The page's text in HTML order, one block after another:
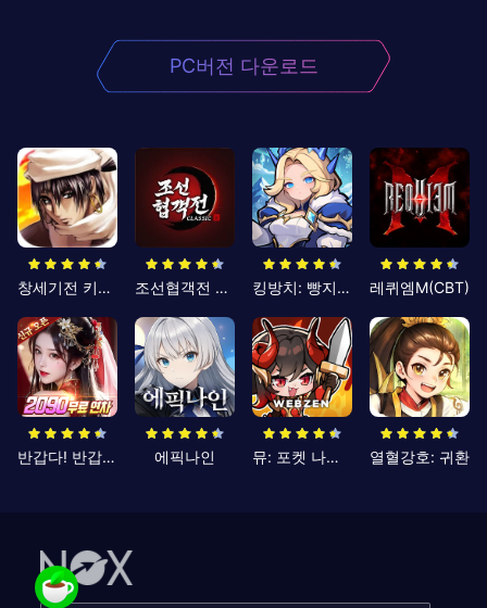
PC버전 다운로드
창세기전 키우기 조선협객전 클래식 킹방치: 빵지의 제왕 레퀴엠M(CBT)
반갑다! 반갑삼국지 에픽나인 뮤: 포켓 나이츠 열혈강호: 귀환